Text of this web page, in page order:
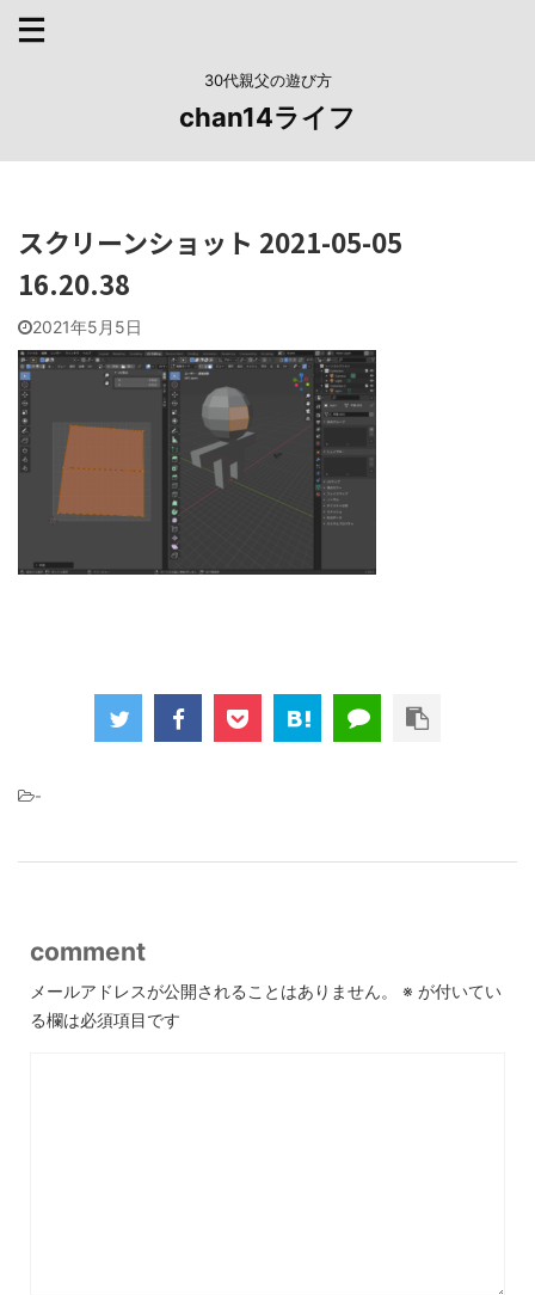
30代親父の遊び方
chan14ライフ
スクリーンショット 2021-05-05
16.20.38
2021年5月5日
-
comment
メールアドレスが公開されることはありません。 ※ が付いてい
る欄は必須項目です